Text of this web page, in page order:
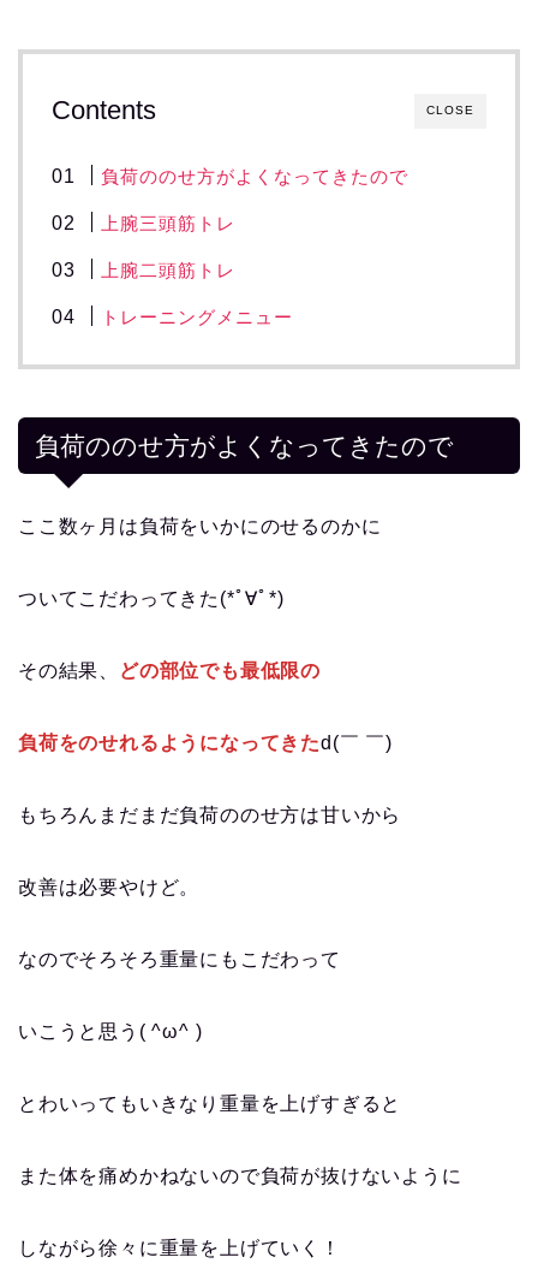
CLOSE
Contents
負荷ののせ方がよくなってきたので
上腕三頭筋トレ
上腕二頭筋トレ
トレーニングメニュー
負荷ののせ方がよくなってきたので
ここ数ヶ月は負荷をいかにのせるのかに
ついてこだわってきた(*ﾟ∀ﾟ*)
その結果、 どの部位でも最低限の
負荷をのせれるようになってきたd(￣ ￣)
もちろんまだまだ負荷ののせ方は甘いから
改善は必要やけど。
なのでそろそろ重量にもこだわって
いこうと思う( ^ω^ )
とわいってもいきなり重量を上げすぎると
また体を痛めかねないので負荷が抜けないように
しながら徐々に重量を上げていく！